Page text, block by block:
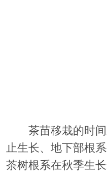
茶苗移栽的时间
止生长、地下部根
茶树根系在秋季生